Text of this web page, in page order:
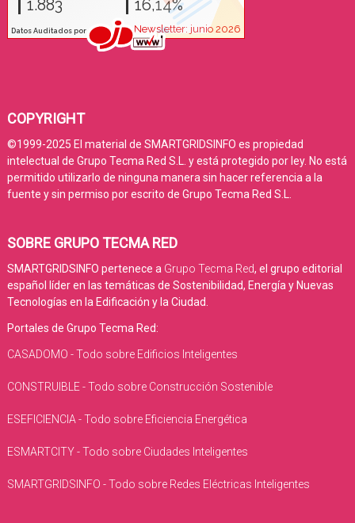
COPYRIGHT
©1999-2025 El material de SMARTGRIDSINFO es propiedad
intelectual de Grupo Tecma Red S.L. y está protegido por ley. No está
permitido utilizarlo de ninguna manera sin hacer referencia a la
fuente y sin permiso por escrito de Grupo Tecma Red S.L.
SOBRE GRUPO TECMA RED
SMARTGRIDSINFO pertenece a Grupo Tecma Red, el grupo editorial
español líder en las temáticas de Sostenibilidad, Energía y Nuevas
Tecnologías en la Edificación y la Ciudad.
Portales de Grupo Tecma Red:
CASADOMO - Todo sobre Edificios Inteligentes
CONSTRUIBLE - Todo sobre Construcción Sostenible
ESEFICIENCIA - Todo sobre Eficiencia Energética
ESMARTCITY - Todo sobre Ciudades Inteligentes
SMARTGRIDSINFO - Todo sobre Redes Eléctricas Inteligentes